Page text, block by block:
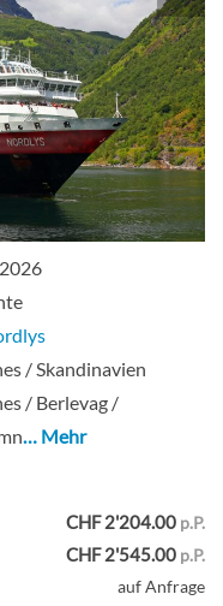
/ Skandinavien
/ Berlevag /
… Mehr
CHF 2'204.00 p.P.
CHF 2'545.00 p.P.
auf Anfrage